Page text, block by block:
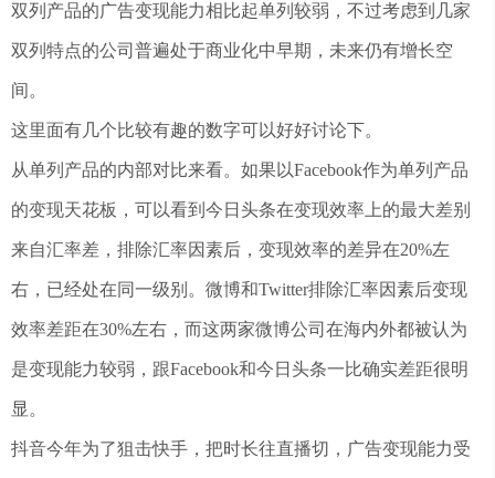
双列产品的广告变现能力相比起单列较弱，不过考虑到几家
双列特点的公司普遍处于商业化中早期，未来仍有增长空
间。
这里面有几个比较有趣的数字可以好好讨论下。
从单列产品的内部对比来看。如果以Facebook作为单列产品
的变现天花板，可以看到今日头条在变现效率上的最大差别
来自汇率差，排除汇率因素后，变现效率的差异在20%左
右，已经处在同一级别。微博和Twitter排除汇率因素后变现
效率差距在30%左右，而这两家微博公司在海内外都被认为
是变现能力较弱，跟Facebook和今日头条一比确实差距很明
显。
抖音今年为了狙击快手，把时长往直播切，广告变现能力受